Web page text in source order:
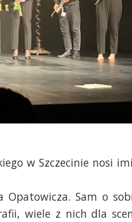
w Szczecinie nosi
Opatowicza. Sam o
wiele z nich dla